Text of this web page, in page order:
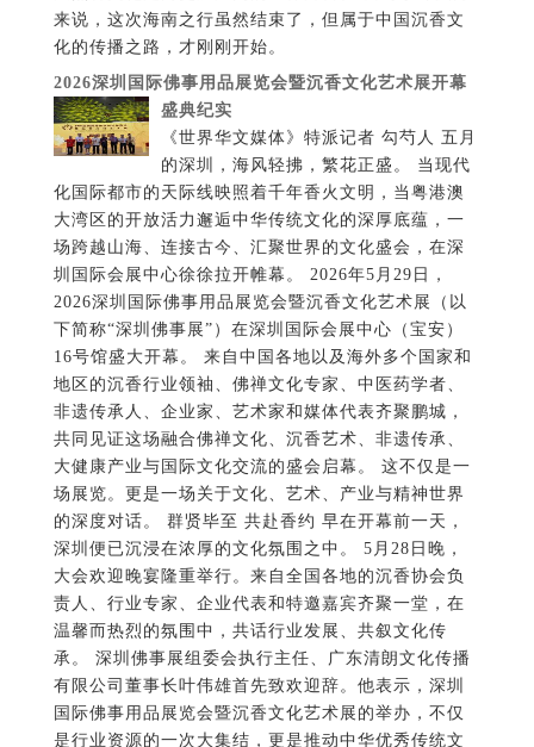
来说，这次海南之行虽然结束了，但属于中国沉香文
化的传播之路，才刚刚开始。
2026深圳国际佛事用品展览会暨沉香文化艺术展开幕
盛典纪实
《世界华文媒体》特派记者 勾芍人 五月的深圳，海风轻拂，繁花正盛。 当现代化国际都市的天际线映照着千年香火文明，当粤港澳大湾区的开放活力邂逅中华传统文化的深厚底蕴，一场跨越山海、连接古今、汇聚世界的文化盛会，在深圳国际会展中心徐徐拉开帷幕。 2026年5月29日，2026深圳国际佛事用品展览会暨沉香文化艺术展（以下简称“深圳佛事展”）在深圳国际会展中心（宝安）16号馆盛大开幕。 来自中国各地以及海外多个国家和地区的沉香行业领袖、佛禅文化专家、中医药学者、非遗传承人、企业家、艺术家和媒体代表齐聚鹏城，共同见证这场融合佛禅文化、沉香艺术、非遗传承、大健康产业与国际文化交流的盛会启幕。 这不仅是一场展览。更是一场关于文化、艺术、产业与精神世界的深度对话。 群贤毕至 共赴香约 早在开幕前一天，深圳便已沉浸在浓厚的文化氛围之中。 5月28日晚，大会欢迎晚宴隆重举行。来自全国各地的沉香协会负责人、行业专家、企业代表和特邀嘉宾齐聚一堂，在温馨而热烈的氛围中，共话行业发展、共叙文化传承。 深圳佛事展组委会执行主任、广东清朗文化传播有限公司董事长叶伟雄首先致欢迎辞。他表示，深圳国际佛事用品展览会暨沉香文化艺术展的举办，不仅是行业资源的一次大集结，更是推动中华优秀传统文化创造性转化、创新性发展的重要实践。作为粤港澳大湾区的重要文化交流平台，希望通过展会进一步促进佛禅文化、沉香文化以及相关产业之间的深度融合，让传统文化在新时代焕发新的生机与活力。 随后，茂名市电白区沉香协会会长汪科元发表讲话。作为中国著名沉香产区代表人物之一，汪科元长期致力于沉香产业发展与沉香文化推广。他表示，沉香不仅是一种珍贵的天然资源，更承载着中华民族数千年的文化记忆和精神价值。希望通过本次展会，让更多人了解沉香、认识沉香、爱上沉香，共同推动中国沉香产业高质量发展。 深圳市沉香行业协会会长苏六河在发言中表示，深圳作为改革开放前沿城市和粤港澳大湾区核心引擎，拥有广阔的国际交流平台与市场资源，希望借助深圳佛事展这一窗口，加强全国沉香行业之间的合作交流，推动中国沉香文化走向世界。 小冈香业联合会会长戴瑜表示，小冈香业拥有深厚的制香历史和产业基础，希望通过行业协同发展，共同推动中国香文化和沉香产业迈向更加广阔的国际市场。 东莞市沉香协会荣誉会长尹丰田在讲话中回顾了莞香文化的发展历史，并对中国沉香产业未来发展充满信心。 福建省工艺美术大师闵荣华则从传统工艺美术的角度，分享了文化传承与工艺创新的重要意义。 广州市沉香协会会长周天明在发言中表示，沉香文化不仅是传统文化的重要组成部分，也是中华文明的重要载体。未来，希望与全国同行一道，共同推动沉香文化传播、行业标准建设以及专业人才培养工作。 首届深圳国际佛事用品展览会暨沉香文化艺术展的举办恰逢其时。在中国持续推动文化自信建设、健康中国战略以及国际文化交流不断深化的背景下，沉香文化、佛禅文化以及东方生活美学正迎来新的发展机遇。 大家共同举杯，祝愿大会圆满成功。 这一夜，香韵流转，宾朋满座。这一夜，来自五湖四海的行业同仁因为共同的文化情怀相聚深圳。这一夜，也为第二天即将开启的文化盛宴写下了精彩序章。 禅风沐湾区 香韵润鹏城 5月29日上午。深圳国际会展中心（宝安）16号馆内外人流如织。伴随着庄重而祥和的开幕仪式，2026深圳国际佛事用品展览会暨沉香文化艺术展正式拉开帷幕。来自相关行业协会、企业机构以及国内外媒体的嘉宾共同出席开幕式。现场花团锦簇，香韵萦绕。来自世界各地的参展商与观众穿梭于展馆之间，感受东方文化与现代会展经济交汇所产生的独特魅力。 本届展会由广东省佛教工艺用品行业协会主办，广东清朗文化传播有限公司、香港讯通展览公司承办。世界沉香协会、世界沉香产业联合会协办；茂名市电白区沉香协会、深圳市沉香行业协会、东莞市沉香协会、广州市沉香协会、小冈香业联合会等行业机构联合协办。海外媒体支持单位为世界华文大众传播媒体协会。 展会从5月29日持续至6月1日，为期四天。 作为粤港澳大湾区规模较大的佛禅文化与沉香产业盛会之一，本届展会立足深圳国际化区位优势，汇聚全产业链资源、非遗文化精品以及行业顶尖力量，打造集文化传承、商贸合作、艺术交流与生活美学体验于一体的综合平台。 六大主题展区绽放东方之美 步入展馆，首先映入眼帘的是琳琅满目的佛事用品、沉香精品以及各种充满东方美学气息的文化艺术展品。 本届展会重点围绕佛事用品与沉香艺术两大核心板块，打造六大主题展区。 展品涵盖：佛像佛具、沉香香品、禅茶文创、素食康养、非遗工艺、香道文化。既展现传统工艺的深厚底蕴，也体现现代设计与创新理念。 汇聚来自中国及海外多个国家和地区的参展机构和行业代表。 展馆之内，沉香芬芳弥漫。一件件匠心独运的艺术精品静静陈列。观众在这里不仅能够欣赏工艺之美，更能够感受到中华传统文化所蕴含的精神力量与美学智慧。而最引人注目的国际展区，也正在吸引越来越多观众驻足。 世界佛国相约深圳 国际展团精彩亮相 如果说深圳是一座面向世界的城市，那么本届深圳佛事展，则让世界佛禅文化在这里实现了一次精彩相聚。 随着展馆大门开启，来自不同国家和地区的文化展团纷纷亮相，为观众呈现出一幅跨越国界、跨越民族、跨越文明的东方文化交流长卷。 来自喜马拉雅山脉南麓的尼泊尔展团率先亮相。作为世界著名的“寺庙之国”，尼泊尔拥有悠久而深厚的佛教文化传统。此次参展，尼泊尔展团携当地特色佛教文创产品、手工艺术珍品以及传统工艺作品来到深圳。精美的手工艺品、充满宗教艺术特色的文化藏品以及浓郁的喜马拉雅风情，向观众展示了尼泊尔悠久的佛教文化传统和独特的人文魅力。 展馆内，一件件蕴含宗教艺术特色与民族文化风情的展品吸引众多观众驻足欣赏。通过这些精美作品，人们得以近距离感受喜马拉雅文明所孕育的宁静、祥和与包容精神，也为本届展会增添了浓厚的国际文化交流氛围。 继尼泊尔展团精彩亮相之后，本届展会另一项备受关注的国际文化交流内容，便是以不丹文化馆及不丹皇室文化收藏展品为特色的不丹文化展团亮相深圳佛事展。 不丹文化展团首次亮相中国内地佛事展 来自喜马拉雅山脉深处的幸福国度，以丰富多元的文化展示和独具特色的人文理念，为观众打开了一扇了解不丹历史、艺术与精神世界的窗口。 步入不丹展区，浓郁的喜马拉雅文化气息扑面而来。庄严的唐卡、精美的佛教艺术珍品、神秘的坛城艺术以及传统手工艺作品，共同构成了一幅独具特色的不丹文化画卷。 不丹皇室博物馆专场亮相深圳佛事展 本次展览特别设立“不丹皇室博物馆专场”，多件珍藏级文化艺术展品首次来到深圳展出。其中包括不丹博物馆水晶坛城、不丹皇室唐卡珍藏、喜马拉雅文化艺术精品以及传统宗教艺术收藏品。 这些展品不仅具有独特的艺术价值，也承载着不丹深厚的历史文化底蕴和喜马拉雅文明的精神传统。通过展览展示，观众得以近距离了解不丹丰富的人文历史与喜马拉雅文明的独特魅力。 作为本届深圳佛事展国际文化交流板块的重要组成部分，不丹展团通过文化展示、艺术交流与公益分享等多种形式，向观众展现了喜马拉雅文明独特的人文魅力与精神内涵。 除了珍贵的文化艺术展品之外，不丹展团带来的大型文化艺术展示项目同样成为展会期间的重要亮点。 数千盏明灯点亮鹏城 展会期间，不丹文化馆与百尊艺博馆联合呈现大型文化艺术项目——药师灯供坛城。 随着一盏盏明灯依次点亮，数千盏灯火渐次汇聚成璀璨光海，为展区营造出庄严而祥和的文化氛围。灯光映照之下，整个坛城仿佛化作一片光明世界，为现场增添了浓厚的文化艺术气息。 据介绍，“药师灯供坛城”的设计灵感源于药师佛十二大愿，通过灯光艺术与传统文化相结合的方式，表达对健康、平安、幸福与智慧的美好祝愿。 作为不丹文化馆此次参展的重要展示内容之一，药师灯供坛城不仅展现了喜马拉雅文化艺术特色，也进一步促进了中不两国民间文化交流与相互了解。 佛事展组委会主任叶伟雄（左二）访问不丹文化馆。 幸福国度分享幸福理念 展会期间，不丹皇太后慈善基金会 (The Gyalyum Charitable Trust)支持的机构——丹中基金会（B & C Foundation）代表团来到深圳。不丹皇太后慈善基金会支持机构——丹中基金会理事长、不丹皇太子基金会国际大使黄麟乔（Svara Devi）参与了多项文化交流活动，并在幸福文化分享会上介绍了不丹独具特色的发展理念。 黄麟乔介绍，不丹文化馆于2015年在北京设立，是中国首家不丹文化馆。本次深圳佛事展，不丹文化馆携百尊水晶曼达拉坛城及多项文化艺术展品来到深圳，希望通过文化交流，让更多中国民众了解不丹独特的历史文化与“国民幸福总值（GNH）”理念。 长期以来，不丹以“国民幸福总值（GNH）”闻名于世。相比单纯追求经济增长，不丹更加重视人与自然、人与社会以及人与内心之间的平衡关系。在不丹的发展理念中，生态保护、文化传承、社会和谐与身心灵成长被视为幸福的重要组成部分。 黄麟乔表示，不丹长期坚持生态保护、身心灵教育和社会关怀并重的发展理念，希望通过文化交流，让更多人了解不丹对于幸福、教育、环境与社会责任的思考。她认为，不丹文化所倡导的自然、平衡与内心丰盈，与东方传统文化中“天人合一”“和谐共生”等价值理念具有相通之处。 她同时介绍，丹中基金会长期支持不丹皇太后慈善基金会开展的儿童快乐屋、奖学金计划、女性救助计划以及文化教育项目，希望通过公益与教育推动社会进步，并促进不同国家和地区之间的民间交流与相互了解。 谈及不丹教育时，黄麟乔表示，不丹教育不仅关注知识学习，更重视人格培养与身心灵成长。她特别提到由不丹皇太后慈善基金会推动的“儿童快乐屋”项目，希望为孤儿、单亲家庭儿童及需要帮助的人群提供温暖、正向的成长环境，通过教育、技能培训与人文关怀，帮助他们建立自信、获得希望，并将善意与正能量传递给社会。 她认为，未来教育的发展不仅需要知识与科技的进步，更需要关注人的内心世界、人格养成与精神成长。一个更加温暖、包容和充满关怀的教育体系，将有助于培养具有责任感、同理心和社会担当的新一代公民。 黄麟乔（左一）。 喜马拉雅冥想体验亮相深圳佛事展 除了文化展览之外，不丹展区还特别推出喜马拉雅冥想体验及幸福文化心法分享活动。 活动期间，专业导师带领参与者体验喜马拉雅传统冥想文化。伴随着舒缓的音乐与宁静的氛围，参与者通过静心练习感受内在平和，体验不丹文化中关于专注、自省与身心平衡的理念。 作为本次不丹文化馆展示内容的重要组成部分，喜马拉雅冥想体验与幸福文化分享活动，从文化、教育与精神成长等多个角度，向公众呈现了不丹社会独特的发展理念与人文价值观，也为本届深圳佛事展增添了具有国际特色的文化交流内容。 黄麟乔表示，希望通过此次参展，让更多中国民众了解不丹文化馆、多年来持续开展的中不民间文化交流项目，以及不丹在生态保护、幸福指数、身心灵教育等方面的实践经验，为促进两国人民之间的相互了解与友谊搭建更多交流桥梁。 从不丹皇室博物馆专场、水晶曼达拉坛城、药师灯供坛城，到幸福文化分享会与喜马拉雅冥想体验，不丹展团以丰富而多元的文化内容，向观众展示了喜马拉雅文明独特的精神世界，也为本届深圳佛事展增添了一抹来自“幸福国度”的宁静与智慧。 东方文明在深圳相遇 从尼泊尔到不丹，从喜马拉雅雪山到南海之滨，本届深圳佛事展不仅是一场行业展览，更是一场跨越国界与文明的文化盛会。 来自不同国家和地区的文化在这里相互欣赏、彼此借鉴；来自不同背景的人们因共同的文化情怀而相聚，共同书写文明交流互鉴的新篇章。 在这里，唐卡与水墨相映成趣，沉香与禅茶相伴生辉；来自喜马拉雅的智慧与东方香文化的传承交汇融合，共同展现出亚洲文明多元而包容的精神气质。 深圳，正以其开放包容的城市气质和国际化视野，为这种跨越山海的文化对话提供广阔舞台。 当世界佛国遇见中国湾区，当千年文明对话现代都市，当传统智慧拥抱时代创新，一幅连接历史与未来、中国与世界的文化画卷正在徐徐展开。 而属于东方文化的新篇章，也正在深圳这座充满活力与创造力的城市里悄然书写。 数字科技与东方禅意交融 《缘起性空》开启全新艺术表达 当传统文化遇见数字科技，当千年禅意融入现代光影艺术，一场跨越时空的文化表达正在深圳佛事展精彩呈现。 作为本届展会的重要创新内容之一，数字造像艺术家黄翊携沉浸式数字艺术作品《缘起性空》亮相展会，为观众带来融合东方哲学、数字科技与艺术美学的全新体验。 《缘起性空》以佛教哲学思想为创作灵感，通过数字影像、光影变化和空间艺术的综合呈现，将“缘起”“无常”“空性”等东方智慧转化为可感知、可体验的视觉艺术语言。 在光影流转之间，观众仿佛置身于一个充满东方哲思与未来科技交织的空间之中，感受传统文化在数字时代焕发出的崭新生命力。 本届展会通过数字艺术形式探索传统文化传播的新路径，也为佛禅文化、沉香文化与现代科技融合提供了新的思考方向。 茶香入禅 一席清茶品味东方智慧 香与茶，自古便是中国传统文化中的重要组成部分。本届深圳佛事展期间，多场禅修茶道活动同步举行，为观众带来一场充满东方雅韵的文化体验。在展馆内专门设置的茶文化体验区域，一席席茶席静静铺陈，茶香氤氲，琴音悠远。茶艺师以传统礼仪演绎中国茶文化精髓，通过温杯、投茶、冲泡、奉茶等环节，展现“禅茶一味”的文化内涵。来自各地的观众在品茗过程中感受茶文化所蕴含的宁静与从容。 一盏清茶之间，不仅传递着中国传统礼仪文化，也让人们在繁忙的都市生活中获得片刻宁静。 号印茶会亮相深圳 共品岁月茶香 展会期间，由东莞茶促会联合主办方策划举办的“号印茶会”成为文化活动的重要组成部分。活动以茶为媒，以禅为魂，通过展示中国传统茶文化与东方生活美学，为参会嘉宾和观众搭建交流平台。来自各地的茶文化爱好者、行业代表及企业负责人相聚一堂，共同感受中国茶文化的独特魅力。在茶香与沉香交织的氛围之中，人们不仅品味茶汤滋味，也体验东方文化所倡导的和谐、宁静与包容。茶与香，在这一刻成为连接传统与现代、连接文化与生活的重要纽带。 元亨花道绽放东方美学 除了茶文化展示之外，本届展会还呈现了丰富的禅艺文化展演活动。由徐国玺创立的元亨花道成为展会期间备受关注的文化项目之一。元亨花道融合《易经》哲学思想与东方禅意美学，通过花艺创作表达人与自然和谐共生的理念。花道作品以自然为师，以心为本，通过花材组合、空间布局和色彩搭配，展现东方文化中的平衡之美、自然之美与生命之美。 活动现场展示了多个花道艺术作品，同时也向观众介绍花道文化的发展历程与艺术理念。 一花一世界，一叶一菩提。花艺与禅意相互交融，为展会增添浓厚的人文气息。 书画、香道与非遗文化共绘东方画卷 在禅艺文化展演区域，多项传统文化项目同步亮相。禅意书画展区集中展示了多位艺术家的作品，通过书法与绘画展现中华传统文化中的精神世界与审美意境。笔墨之间，山水、禅境与自然相映成趣。观众在欣赏作品的同时，也能够感受到中国传统文化所强调的天人合一、和谐共生的哲学思想。 香道文化展示同样吸引众多参观者关注。香师现场展示传统香道礼仪，通过理香、焚香、品香等环节，介绍中国香文化的发展历史与精神内涵。沉香、檀香以及多种天然香材在展会现场呈现出丰富多彩的文化魅力。与此同时，中国非遗香云纱特色展区和西藏唐卡非遗特展也吸引了大量观众参观。香云纱作为国家级非物质文化遗产，以独特天然染整工艺和岭南文化特色闻名。西藏唐卡则通过矿物颜料绘制和精湛工艺，展现藏地文化艺术传统。这些非遗项目共同构成了本届展会丰富多彩的文化展示内容。 非遗沉香健康养生讲座与世界沉香会长圆桌论坛分别举行 5月29日开始，本届展会的重要活动之一——沉香健康养生讲座与世界沉香会长圆桌论坛分别举行。 这些系列讲座和圆桌论坛由茂名市电白区沉香协会会长、中医师汪科元总主持。来自沉香产业、中医药领域以及文化界的专家学者围绕沉香文化、产业发展与健康应用等议题展开交流。 汪科元。 广州中医药大学余瑾教授发表题为《从“器物供养”到“心能供养”，开启佛事产业深度价值时代》的主题演讲。 余瑾教授从中华传统文化视角出发，探讨佛事文化在新时代背景下的发展方向以及文化价值的深层延伸。 余瑾。 广东省自然医学研究会艺术治疗与心身康复专业委员会主任委员鲁新华教授发表《非遗沉香灸艺术疗愈师职业认证考取与沉香产业未来发展》专题演讲。 鲁新华教授结合大健康产业发展趋势，对沉香灸疗技术推广、人才培养及职业认证体系建设进行了深入分析。 鲁新华。 世界中医药学会联合会沉香产业分会副会长、中医学博士滕红丽发表《沉香中成药及临床应用研究》专题报告。滕红丽博士结合多年临床研究经验，介绍沉香在中医药领域的应用成果及未来发展方向。 聚焦产业未来 共话世界沉香发展新机遇 在文化展示与艺术交流之外，产业发展始终是本届深圳佛事展的重要主题。 5月29日，两场高规格行业圆桌论坛相继举行。来自中国及海外多个国家和地区的行业协会负责人、专家学者和企业代表齐聚一堂，共同探讨沉香产业未来发展方向。 作为论坛的重要组成部分，第一场会长圆桌会议以《世界沉香产业发展和标准化》为主题举行。论坛由小冈香业联合会会长戴瑜主持。围绕全球沉香产业发展趋势、国际市场合作、行业标准建设以及产业规范化发展等议题，与会嘉宾展开深入交流。 参加论坛的嘉宾包括： 广州市沉香协会会长周天明； 马来西亚国际沉香总工商会副会长孙国权； 福建省燃香类产业标准化技术委员会委员黄昱； 三亚国际头斗香大会执行主席张竑； 广西沉香协会会长韦志雄； 大南药供应链（广东）有限公司CEO魏振祥。 论坛现场，嘉宾们分别结合各自地区产业发展情况与行业实践经验，就沉香资源保护、产品质量管理、国际市场合作以及行业标准体系建设等问题进行了交流。随着全球天然香文化影响力不断扩大，沉香产业正在从传统原料贸易逐步向文化产业、大健康产业以及国际消费市场延伸。如何建立更加科学、规范、国际化的发展体系，成为行业共同关注的重要课题。 戴瑜在发言中介绍了世界沉香协会（World Agarwood Association，WAA）和世界沉香产业联合会（World Agarwood Industry Federation，WAIF）的最新发展情况。他表示，两个国际性行业组织已完成加拿大联邦注册，未来将以国际非营利行业组织形式，积极推动全球沉香产业交流合作，并与亚洲、中东、欧洲及北美等地区相关行业机构建立联系，希望逐步搭建具有国际代表性的全球沉香产业合作平台。 戴瑜同时介绍了《沉香世界》（AgarwoodWorld.com）中文电子商城和《世界沉香》（WorldAgarwood.com）英文电子商城的建设规划。他表示，两个平台未来将分别面向中国市场和国际市场，推动中国沉香品牌、天然香消费品以及中华香文化通过数字化平台走向更广阔的国际市场。 他强调，平台将为行业提供国际推广、市场拓展、资源对接以及跨境电子商务服务，帮助更多沉香企业融入全球市场体系。 戴瑜认为，未来全球沉香产业的发展方向不仅是原材料贸易，更将逐步向天然香消费品、国际品牌建设、电子商务、文化传播以及全球消费市场延伸。加强国际合作、推动行业标准建设、提升品牌影响力，将成为未来全球沉香产业发展的重要方向。 佛教文化用品与沉香艺术融合发展成为热点话题 随后举行的第二场会长圆桌会议以《佛教文化用品与沉香文化艺术品融合发展前景》为主题。 论坛由深圳市沉香行业协会会长苏六河主持。参加论坛的嘉宾包括： 东莞市沉香文化研究院院长刘建中 惠东县沉香协会会长周富友 小冈香业联合会会长戴瑜 贵州省传习沉香研究院院长况文猛 深圳市沉香文化研究会会长张展茂 马来西亚沉香养生协会总会长陈劲锭 与会嘉宾围绕佛教文化用品、沉香文化艺术品、大健康产业以及文旅产业融合发展等议题展开讨论。近年来，随着消费者对传统文化和东方生活方式关注度不断提升，沉香文化已逐渐从传统收藏领域延伸至香道体验、文化旅游、艺术创作、健康养生以及国际文化交流等多个领域。论坛认为，未来沉香产业的发展不仅需要优质产品支撑，更需要文化价值的深度挖掘与传播。当文化、艺术、科技和产业深度融合，沉香所承载的东方智慧将拥有更加广阔的发展空间。 专题讲座和论坛现场气氛庄重而务实。来自全国各地的协会负责人、企业代表和专家学者围绕沉香文化传承、产业创新和健康产业融合等议题展开交流。 讲座和论坛嘉宾合影。 周天明：三十年寻香问道 推动中国沉香文化传播 在本届展会上，广州市沉香协会会长周天明带来的沉香产品和沉香鉴别课程受到广泛关注。周天明也是本届深圳佛事展沉香文化展示与行业交流活动的重要参与者之一。 周天明（左二）。 作为中国沉香行业长期从事沉香鉴定、文化研究和人才培养工作的代表人物之一，周天明长期致力于沉香文化研究、行业标准建设和专业人才培养工作。2023年9月，周天明被中国传统文化促进会授予沉香鉴别、沉香文化及沉香有序产品研发领域高级专家称号。 他同时担任国家林业和草原局沉香产业国家创新联盟常务理事单位成员，并参与中华人民共和国林业行业《沉香质量分级》《沉香栽培和人工结香取香技术规程》等标准制定工作，同时参与《沉香叶茶》团体标准制定。 自2003年开始，周天明深入莞香系、惠安系、星洲系等主要沉香产区开展考察研究，积累了丰富的沉香鉴别与市场实践经验。2013年出版《话说沉香》一书，在行业内产生广泛影响。其撰写的《真假沉香鉴别法》曾被《参考消息》《南方日报》《广州日报》《羊城晚报》《南方都市报》《新快报》等媒体刊载，为沉香知识普及发挥积极作用。2014年，周天明受邀前往清华大学深圳研究生院讲授沉香专业课程。多年来，他长期通过媒体平台传播香文化理念，提出“欲习香，须先懂香”“香文化就是健康文化”“香道是艺术，鉴别沉香靠技术”等观点，在业内具有广泛影响。 2013年3月，周天明发起成立广州市沉香协会，并当选首任会长。 此后，他还担任中国沉香鉴定评估中心副主任、澳门沉香行业协会高级顾问、广东省香文化协会常务副会长、海南省沉香产业协会高级顾问等多个社会职务。在人才培养方面，2015年，周天明牵头制定《沉香鉴别师》职业能力培训国家标准，并主编《沉香鉴别师》《高级沉香鉴别师》等教材。截至目前，已培养数十位行业协会负责人和数万名沉香鉴别专业人才。近三十年来，周天明持续开展沉香理论研究，并提出沉香具有平行有序能量场等相关学术观点，推动沉香文化研究不断深入发展。 医香融合 非遗沉香灸疗走进大众生活 在本届深圳佛事展丰富多彩的活动体系中，非遗沉香灸艺术疗愈与养生实操活动成为备受关注的重要内容之一。 随着中医药文化、大健康产业以及传统疗愈方式受到越来越多关注，沉香灸作为融合沉香文化与中医养生智慧的重要实践，正在被更多人所了解和接受。 展会期间举行了“非遗沉香灸艺术疗愈与养生实操、义诊及免费体验活动”。活动邀请广东省中医院教授、中医学博士滕红丽，世界中医药学会联合会脉象分会理事蔡诚香、非遗沉香灸艺术疗愈师导师，以及非遗沉香灸艺术疗愈师项目负责人陆心怡担任主讲及实操嘉宾。 活动现场，专家们围绕沉香在传统中医药中的应用、沉香灸疗的理论基础以及现代健康管理中的应用前景进行了讲解。与此同时，观众还可以近距离体验沉香灸疗的实际操作过程，进一步了解沉香文化与中医药文化融合发展的实践成果。 近年来，随着人们对健康生活方式的关注不断提升，沉香已经不仅仅是一种传统香材，更逐渐成为大健康产业的重要组成部分。从香文化体验到康养产品开发，从传统香道到现代疗愈空间建设，沉香产业正在不断拓展新的应用领域。此次非遗沉香灸疗活动的举办，也成为本届展会推动文化传承与健康产业融合发展的重要体现。 中国主要沉香产区精品荟萃 本届深圳佛事展同时汇聚了来自中国主要沉香产区的大量企业和品牌。 来自广东电白、深圳、东莞、广州、广西、海南、福建等地区的沉香产品集中亮相。 从沉香原材、香品、工艺品到香文化衍生产品，展现出中国沉香产业近年来的发展成果。 茂名市电白区沉香协会会长汪科元带来的沉香山集团系列产品，展示了电白作为“中国沉香之乡”的产业特色。 广州市沉香协会会长周天明带来的沉香产品与课程体系，则体现了沉香文化传播与教育推广的新方向。 各地企业纷纷通过产品展示、文化交流和产业对接，寻找新的合作机会。 展会不仅成为展示平台，也成为促进产业合作的重要纽带。 沉香山。 粤观山。